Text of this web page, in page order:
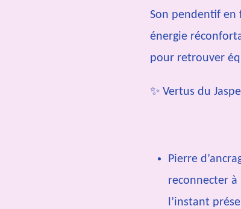
Son pendentif en
énergie
pour retrouver
✨ Vertus du
Pierre
reconnecter
l’instant